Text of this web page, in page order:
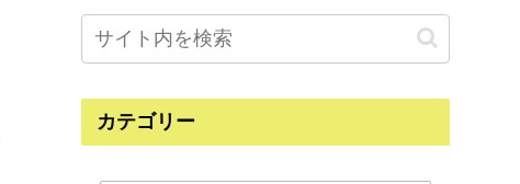
カテゴリー